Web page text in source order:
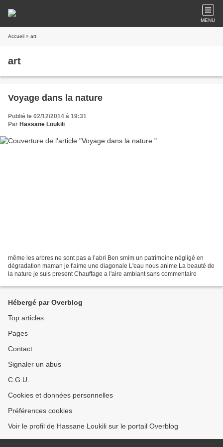
MENU
Accueil » art
art
Voyage dans la nature
Publié le 02/12/2014 à 19:31
Par Hassane Loukili
même les arbres ne sont pas a l’abri Ben smim un patrimoine négligé en
dégradation maman je t'aime une diagonale L'eau nous anime La beauté de
la nature je suis present Chauffage a l'aire ambiant sans commentaire
Hébergé par Overblog
Top articles
Pages
Contact
Signaler un abus
C.G.U.
Cookies et données personnelles
Préférences cookies
Voir le profil de Hassane Loukili sur le portail Overblog